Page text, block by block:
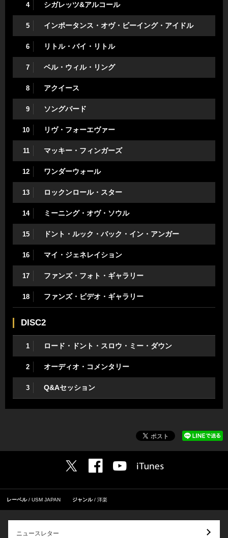
4 シガレッツ&アルコール
5 インポータンス・オヴ・ビーイング・アイドル
6 リトル・バイ・リトル
7 ベル・ウィル・リング
8 アクイース
9 ソングバード
10 リヴ・フォーエヴァー
11 マッキー・フィンガーズ
12 ワンダーウォール
13 ロックンロール・スター
14 ミーニング・オヴ・ソウル
15 ドント・ルック・バック・イン・アンガー
16 マイ・ジェネレイション
17 ファンズ・フォト・ギャラリー
18 ファンズ・ビデオ・ギャラリー
DISC2
1 ロード・ドント・スロウ・ミー・ダウン
2 オーディオ・コメンタリー
3 Q&Aセッション
レーベル USM JAPAN ジャンル 洋楽
ニュースレター